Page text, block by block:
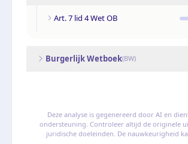
Art. 7 lid 4 Wet OB
Burgerlijk Wetboek(BW)
Deze analyse is gegenereerd door AI en
ondersteuning. Controleer altijd de originele
juridische doeleinden. De nauwkeurigheid